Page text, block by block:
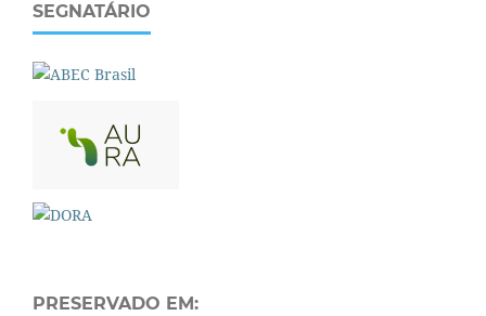
SEGNATÁRIO
PRESERVADO EM: